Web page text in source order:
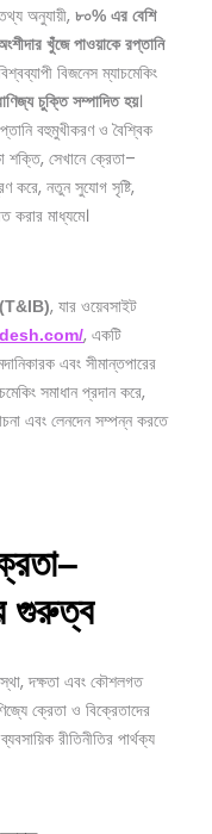
অনুযায়ী, ৮০% এর বেশি
খুঁজেপাওয়াকেরপ্তানি
বিজনেস ম্যাচমেকিং
চুক্তিসম্পাদিতহয়।
বহুমুখীকরণ ও বৈশ্বিক
শক্তি, সেখানে ক্রেতা–
করে, নতুন সুযোগ সৃষ্টি,
করার মাধ্যমে।
(T&IB), যার ওয়েবসাইট
, একটি
এবং সীমান্তপারের
সমাধান প্রদান করে,
এবং লেনদেন সম্পন্ন করতে
গুরুত্ব
দক্ষতা এবং কৌশলগত
ক্রেতা ও বিক্রেতাদের
রীতিনীতির পার্থক্য